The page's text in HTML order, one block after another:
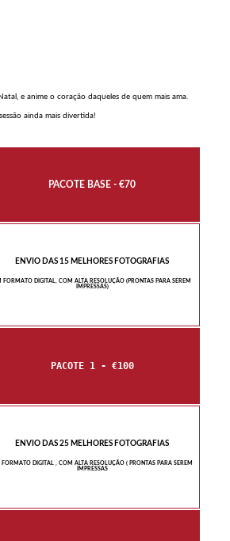
e anime o coração daqueles de quem mais ama.
ainda mais divertida!
PACOTE BASE - €70
ENVIO DAS 15 MELHORES FOTOGRAFIAS
FORMATO DIGITAL, COM ALTA RESOLUÇÃO (PRONTAS PARA SEREM
IMPRESSAS)
PACOTE 1 - €100
ENVIO DAS 25 MELHORES FOTOGRAFIAS
FORMATO DIGITAL , COM ALTA RESOLUÇÃO ( PRONTAS PARA SEREM
IMPRESSAS